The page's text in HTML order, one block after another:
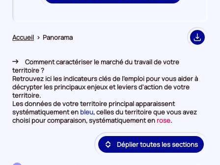
Accueil > Panorama Export
Comment caractériser le marché du travail de votre
territoire ?
Retrouvez ici les indicateurs clés de l'emploi pour vous aider à
décrypter les principaux enjeux et leviers d'action de votre
territoire.
Les données de votre territoire principal apparaissent
systématiquement en bleuet
en
position
par
catégorie
, celles du territoire que vous avez
choisi pour comparaison, systématiquement en roseet
deuxième
position
par
.
Déplier toutes les sections